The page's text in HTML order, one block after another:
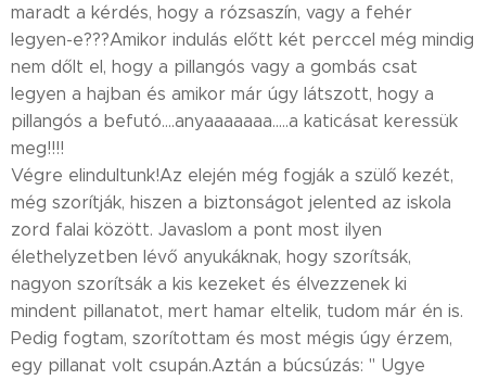
maradt a kérdés, hogy a rózsaszín, vagy a fehér
legyen-e???Amikor indulás előtt két perccel még mindig
nem dőlt el, hogy a pillangós vagy a gombás csat
legyen a hajban és amikor már úgy látszott, hogy a
pillangós a befutó....anyaaaaaaa.....a katicásat keressük
meg!!!!
Végre elindultunk!Az elején még fogják a szülő kezét,
még szorítják, hiszen a biztonságot jelented az iskola
zord falai között. Javaslom a pont most ilyen
élethelyzetben lévő anyukáknak, hogy szorítsák,
nagyon szorítsák a kis kezeket és élvezzenek ki
mindent pillanatot, mert hamar eltelik, tudom már én is.
Pedig fogtam, szorítottam és most mégis úgy érzem,
egy pillanat volt csupán.Aztán a búcsúzás: " Ugye